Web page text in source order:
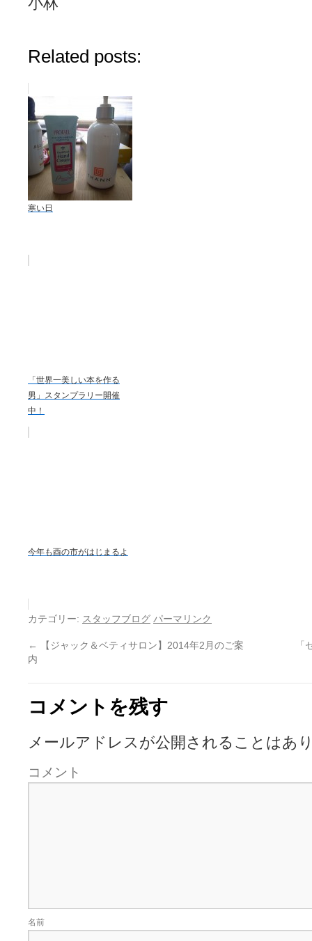
Related posts:
寒い日
「世界一美しい本を作る
男」スタンプラリー開催
中！
今年も酉の市がはじまるよ
カテゴリー: スタッフブログ パーマリンク
←
【ジャック＆ベティサロン】2014年2月のご案
内
コメントを残す
メールアドレスが公開されることはあ
コメント
名前